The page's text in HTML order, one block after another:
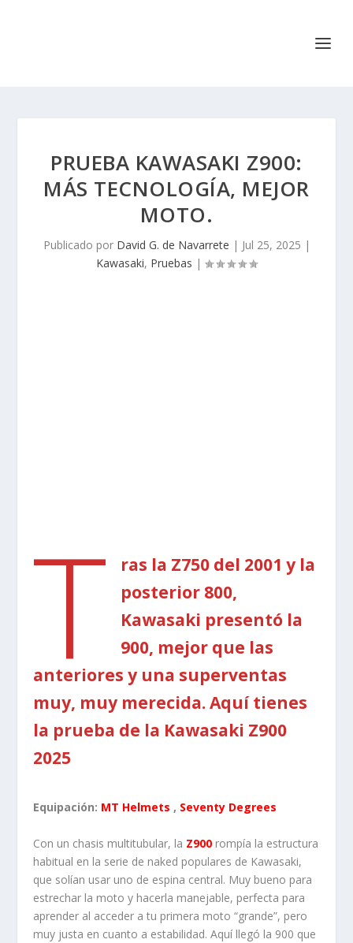
PRUEBA KAWASAKI Z900:
MÁS TECNOLOGÍA, MEJOR
MOTO.
Publicado por David G. de Navarrete | Jul 25, 2025 |
Kawasaki, Pruebas |
T
ras la Z750 del 2001 y la
posterior 800,
Kawasaki presentó la
900, mejor que las
anteriores y una superventas
muy, muy merecida. Aquí tienes
la prueba de la Kawasaki Z900
2025
Equipación: MT Helmets , Seventy Degrees
Con un chasis multitubular, la Z900 rompía la estructura
habitual en la serie de naked populares de Kawasaki,
que solían usar uno de espina central. Muy bueno para
estrechar la moto y hacerla manejable, perfecta para
aprender al acceder a tu primera moto “grande”, pero
muy justa en cuanto a estabilidad. Aquí llegó la 900 que